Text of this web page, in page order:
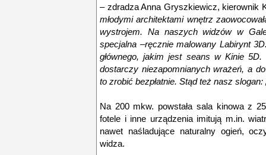
– zdradza Anna Gryszkiewicz, kierownik
młodymi architektami wnętrz
wystrojem. Na naszych widzów w
specjalna –ręcznie malowany Labirynt
głównego, jakim jest seans w Kinie
dostarczy niezapomnianych wrażeń, a
to zrobić bezpłatnie. Stąd też nasz slogan:
Na 200 mkw. powstała sala kinowa z
fotele i inne urządzenia imitują m.in.
nawet naśladujące naturalny ogień,
widza.